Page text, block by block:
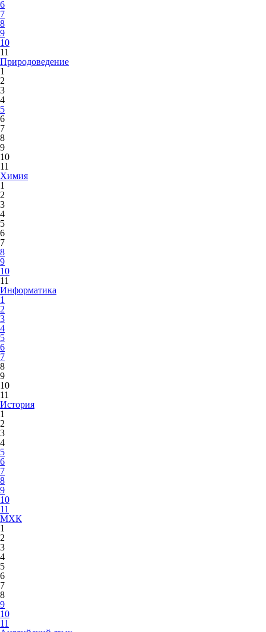
6
7
8
9
10
11
Природоведение
1
2
3
4
5
6
7
8
9
10
11
Химия
1
2
3
4
5
6
7
8
9
10
11
Информатика
1
2
3
4
5
6
7
8
9
10
11
История
1
2
3
4
5
6
7
8
9
10
11
МХК
1
2
3
4
5
6
7
8
9
10
11